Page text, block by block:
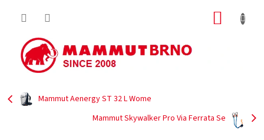
Mammut Aenergy ST 32 L Wome
Mammut Skywalker Pro Via Ferrata Se